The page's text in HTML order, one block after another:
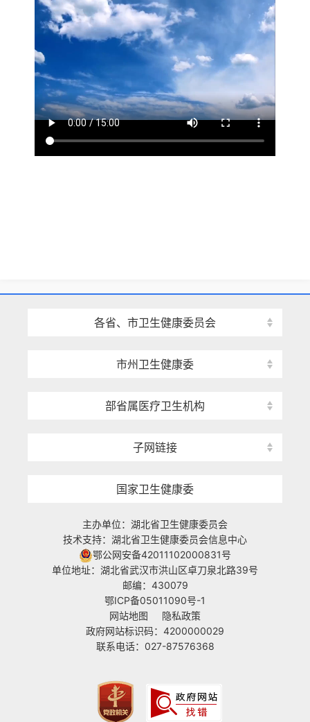
各省、市卫生健康委员会
市州卫生健康委
部省属医疗卫生机构
子网链接
国家卫生健康委
主办单位：湖北省卫生健康委员会
技术支持：湖北省卫生健康委员会信息中心
鄂公网安备42011102000831号
单位地址：湖北省武汉市洪山区卓刀泉北路39号
邮编：430079
鄂ICP备05011090号-1
网站地图
隐私政策
政府网站标识码：4200000029
联系电话：027-87576368